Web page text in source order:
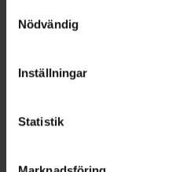
Nödvändig
Inställningar
Statistik
Hike 6,0 105 cm